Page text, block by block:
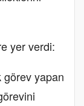
yer verdi:
görev yapan